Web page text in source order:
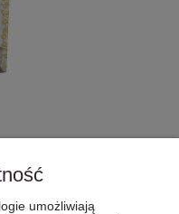
Wsparcie Układu
umożliwiają